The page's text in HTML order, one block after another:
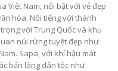
Việt Nam, nổi bật với vẻ đẹp
hóa. Nổi tiếng với thành
với Trung Quốc và khu
núi rừng tuyệt đẹp như
Sapa, với khí hậu mát
bản làng dân tộc như